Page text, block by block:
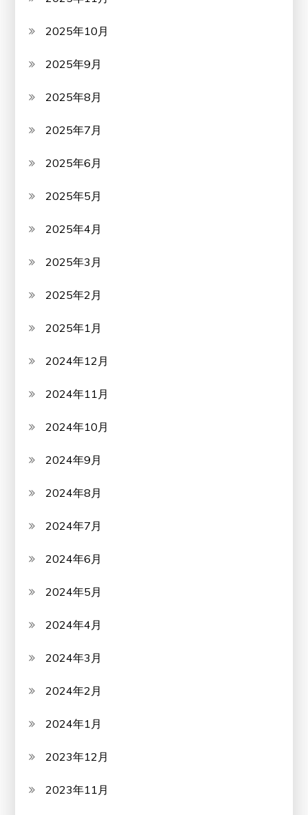
2025年10月
2025年9月
2025年8月
2025年7月
2025年6月
2025年5月
2025年4月
2025年3月
2025年2月
2025年1月
2024年12月
2024年11月
2024年10月
2024年9月
2024年8月
2024年7月
2024年6月
2024年5月
2024年4月
2024年3月
2024年2月
2024年1月
2023年12月
2023年11月